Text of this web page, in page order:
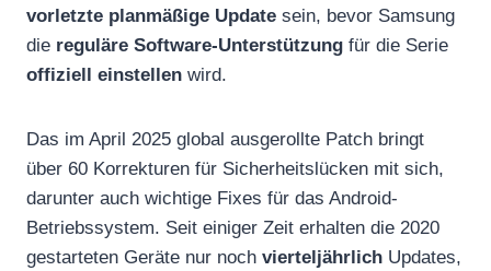
vorletzte planmäßige Update sein, bevor Samsung
die reguläre Software-Unterstützung für die Serie
offiziell einstellen wird.
Das im April 2025 global ausgerollte Patch bringt
über 60 Korrekturen für Sicherheitslücken mit sich,
darunter auch wichtige Fixes für das Android-
Betriebssystem. Seit einiger Zeit erhalten die 2020
gestarteten Geräte nur noch vierteljährlich Updates,